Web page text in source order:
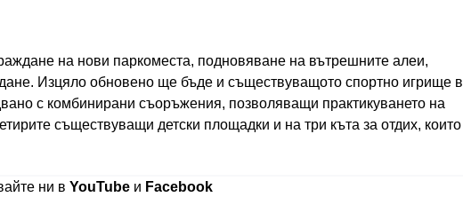
на нови паркоместа, подновяване на вътрешните алеи,
Изцяло обновено ще бъде и съществуващото спортно игрище в
с комбинирани съоръжения, позволяващи практикуването на
съществуващи детски площадки и на три къта за отдих, които
ни вYouTube и Facebook